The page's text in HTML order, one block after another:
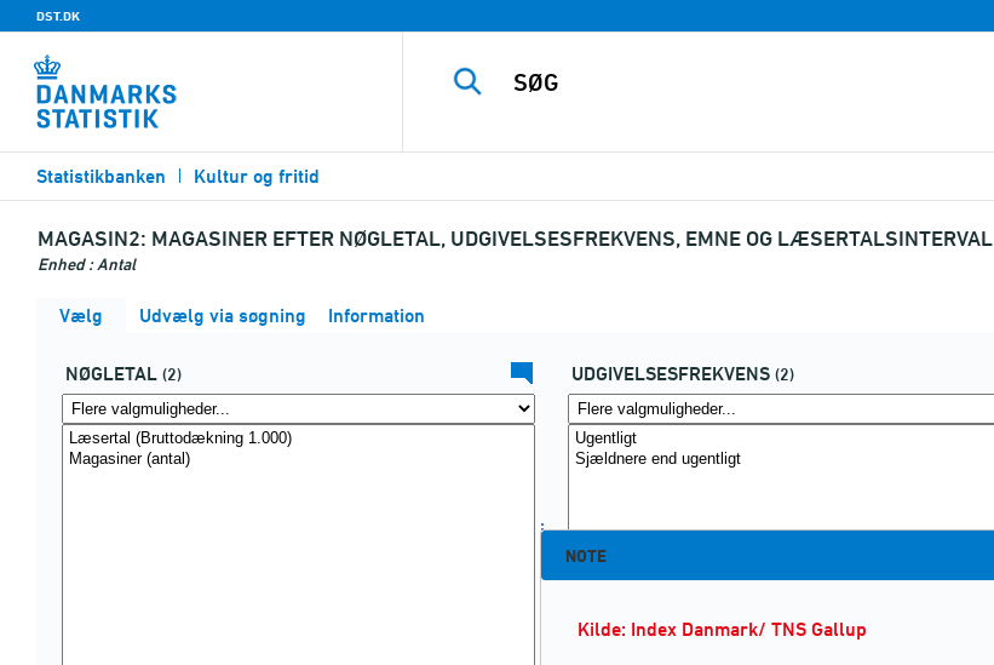
DST.DK
Statistikbanken Kultur og fritid
MAGASIN2: MAGASINER EFTER NØGLETAL, UDGIVELSESFREKVENS, EMNE OG LÆSERTALSINTERVAL
Enhed : Antal
Vælg Udvælg via søgning Information
NØGLETAL (2) UDGIVELSESFREKVENS (2)
NOTE
Kilde: Index Danmark/ TNS Gallup